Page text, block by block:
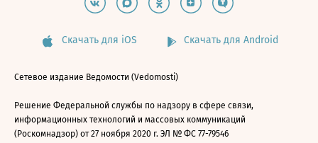
Скачать для iOS Скачать для Android
Сетевое издание Ведомости (Vedomosti)
Решение Федеральной службы по надзору в сфере связи,
информационных технологий и массовых коммуникаций
(Роскомнадзор) от 27 ноября 2020 г. ЭЛ № ФС 77-79546